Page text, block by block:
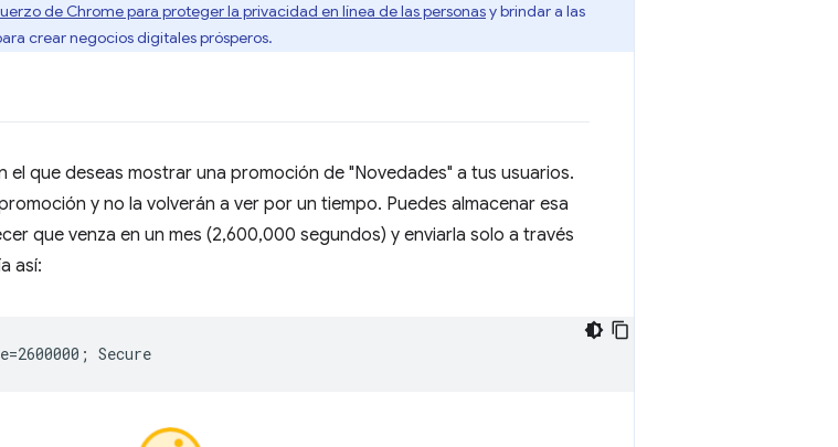
de Chrome para proteger la privacidad en línea de las personasy brindar a las
crear negocios digitales prósperos.
el que deseas mostrar una promoción de "Novedades" a tus usuarios.
y no la volverán a ver por un tiempo. Puedes almacenar esa
que venza en un mes (2,600,000 segundos) y enviarla solo a través
así: